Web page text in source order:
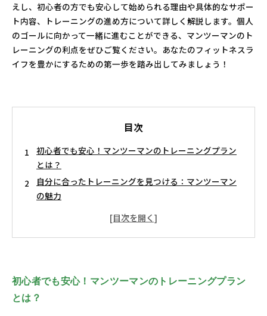
えし、初心者の方でも安心して始められる理由や具体的なサポー
ト内容、トレーニングの進め方について詳しく解説します。個人
のゴールに向かって一緒に進むことができる、マンツーマンのト
レーニングの利点をぜひご覧ください。あなたのフィットネスラ
イフを豊かにするための第一歩を踏み出してみましょう！
目次
初心者でも安心！マンツーマンのトレーニングプラン
とは？
自分に合ったトレーニングを見つける：マンツーマン
の魅力
充実したサポートが決め手！パーソナルトレーニング
出そう！
あなたの新しいトレーニング仲間：パーソナルトレー
初心者でも安心！マンツーマンのトレーニングプラン
とは？